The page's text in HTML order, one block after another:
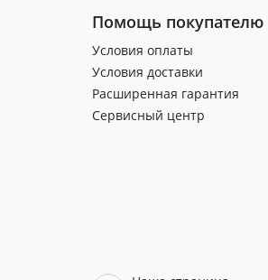
Помощь покупателю
Условия оплаты
Условия доставки
Расширенная гарантия
Сервисный центр